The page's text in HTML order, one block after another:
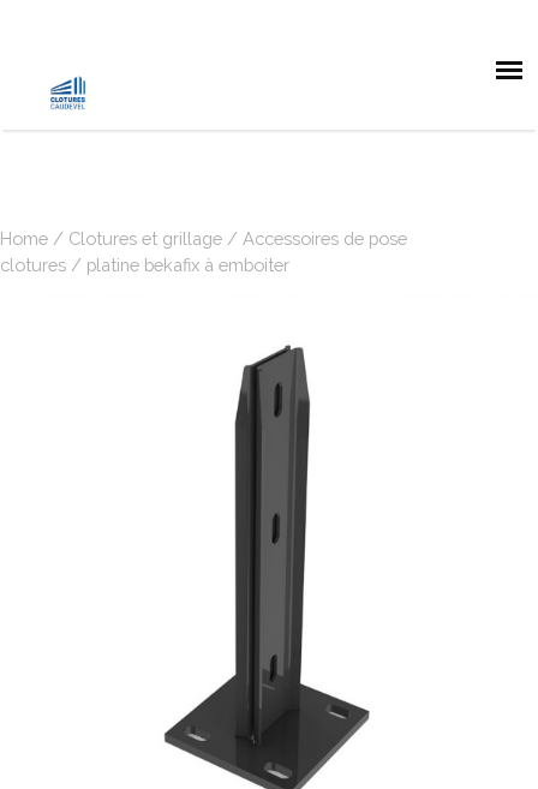
Home / Clotures et grillage / Accessoires de pose
clotures / platine bekafix à emboiter